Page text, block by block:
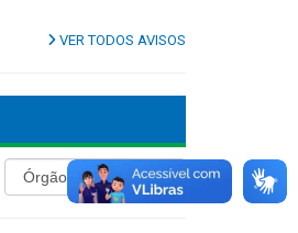
VER TODOS AVISOS